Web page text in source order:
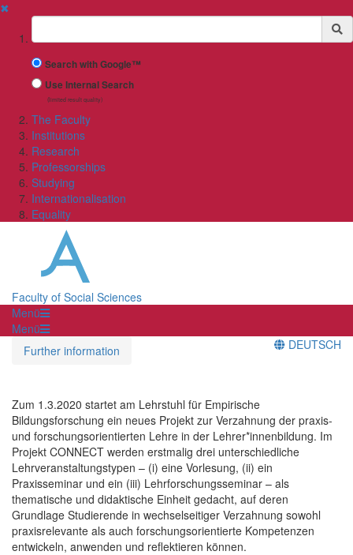
✖
Suchbegriff
Search with Google™
Use Internal Search
(limited result quality)
The Faculty
Institutions
Research
Professorships
Studying
Internationalisation
Equality
Faculty of Social Sciences
Menü
Menü
Further information
DEUTSCH
Zum 1.3.2020 startet am Lehrstuhl für Empirische
Bildungsforschung ein neues Projekt zur Verzahnung der praxis-
und forschungsorientierten Lehre in der Lehrer*innenbildung. Im
Projekt CONNECT werden erstmalig drei unterschiedliche
Lehrveranstaltungstypen – (i) eine Vorlesung, (ii) ein
Praxisseminar und ein (iii) Lehrforschungsseminar – als
thematische und didaktische Einheit gedacht, auf deren
Grundlage Studierende in wechselseitiger Verzahnung sowohl
praxisrelevante als auch forschungsorientierte Kompetenzen
entwickeln, anwenden und reflektieren können.